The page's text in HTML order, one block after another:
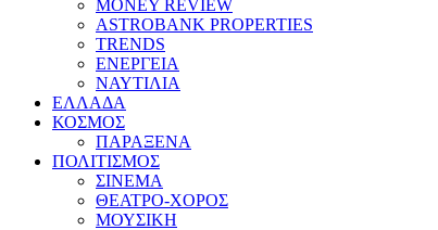
MONEY REVIEW
ASTROBANK PROPERTIES
TRENDS
ΕΝΕΡΓΕΙΑ
ΝΑΥΤΙΛΙΑ
ΕΛΛΑΔΑ
ΚΟΣΜΟΣ
ΠΑΡΑΞΕΝΑ
ΠΟΛΙΤΙΣΜΟΣ
ΣΙΝΕΜΑ
ΘΕΑΤΡΟ-ΧΟΡΟΣ
ΜΟΥΣΙΚΗ